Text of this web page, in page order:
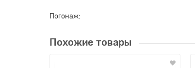
Погонаж:
Похожие товары